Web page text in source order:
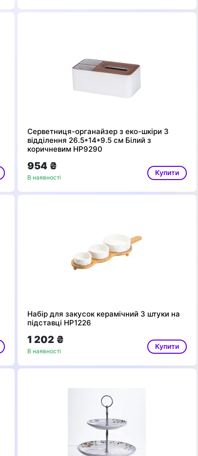
Серветниця-органайзер з еко-шкіри 3
відділення 26.5*14*9.5 см Білий з
коричневим HP9290
954 ₴
В наявності
Купити
Набір для закусок керамічний 3 штуки на
підставці HP1226
1 202 ₴
В наявності
Купити